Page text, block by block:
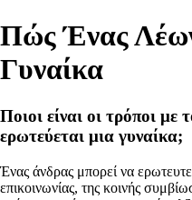
Πώς Ένας
Γυναίκα
Ποιοι είναι οι τρόποι με
ερωτεύεται μια γυναίκα;
Ένας άνδρας μπορεί να
επικοινωνίας, της κοινής